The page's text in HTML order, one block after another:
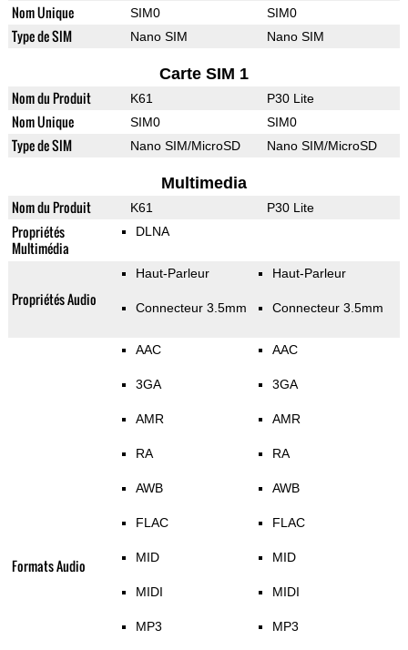
Nom Unique SIM0 SIM0
Type de SIM Nano SIM Nano SIM
Carte SIM 1
Nom du Produit K61 P30 Lite
Nom Unique SIM0 SIM0
Type de SIM Nano SIM/MicroSD Nano SIM/MicroSD
Multimedia
Nom du Produit K61 P30 Lite
Propriétés
Multimédia
DLNA
Propriétés Audio
Haut-Parleur
Connecteur 3.5mm
Haut-Parleur
Connecteur 3.5mm
Formats Audio
AAC
3GA
AMR
RA
AWB
FLAC
MID
MIDI
MP3
AAC
3GA
AMR
RA
AWB
FLAC
MID
MIDI
MP3